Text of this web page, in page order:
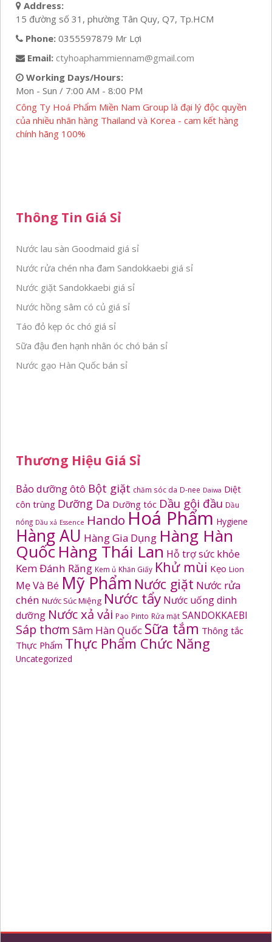
Address:
15 đường số 31, phường Tân Quy, Q7, Tp.HCM
Phone: 0355597879 Mr Lợi
Email: ctyhoaphammiennam@gmail.com
Working Days/Hours:
Mon - Sun / 7:00 AM - 8:00 PM
Công Ty Hoá Phẩm Miền Nam Group là đại lý độc quyền
của nhiều nhãn hàng Thailand và Korea - cam kết hàng
chính hãng 100%
Thông Tin Giá Sỉ
Nước lau sàn Goodmaid giá sỉ
Nước rửa chén nha đam Sandokkaebi giá sỉ
Nước giặt Sandokkaebi giá sỉ
Nước hồng sâm có củ giá sỉ
Táo đỏ kẹp óc chó giá sỉ
Sữa đậu đen hạnh nhân óc chó bán sỉ
Nước gạo Hàn Quốc bán sỉ
Thương Hiệu Giá Sỉ
Bảo dưỡng ôtô Bột giặt chăm sóc da D-nee Daiwa Diệt
côn trùng Dưỡng Da Dưỡng tóc Dầu gội đầu Dầu
nóng Dầu xả Essence Hando Hoá Phẩm Hygiene
Hàng AU Hàng Gia Dụng Hàng Hàn
Quốc Hàng Thái Lan Hỗ trợ sức khỏe
Kem Đánh Răng Kem ủ Khăn Giấy Khử mùi Kẹo Lion
Mẹ Và Bé Mỹ Phẩm Nước giặt Nước rửa
chén Nước Súc Miệng Nước tẩy Nước uống dinh
dưỡng Nước xả vải Pao Pinto Rửa mặt SANDOKKAEBI
Sáp thơm Sâm Hàn Quốc Sữa tắm Thông tắc
Thực Phẩm Thực Phẩm Chức Năng
Uncategorized